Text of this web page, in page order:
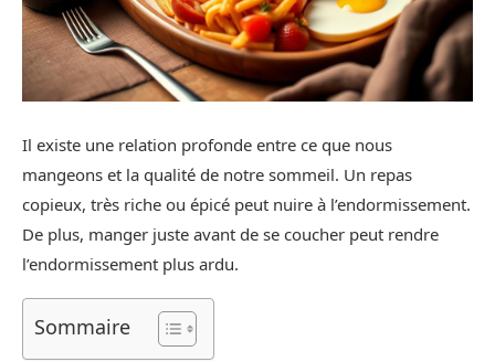
Il existe une relation profonde entre ce que nous
mangeons et la qualité de notre sommeil. Un repas
copieux, très riche ou épicé peut nuire à l’endormissement.
De plus, manger juste avant de se coucher peut rendre
l’endormissement plus ardu.
Sommaire